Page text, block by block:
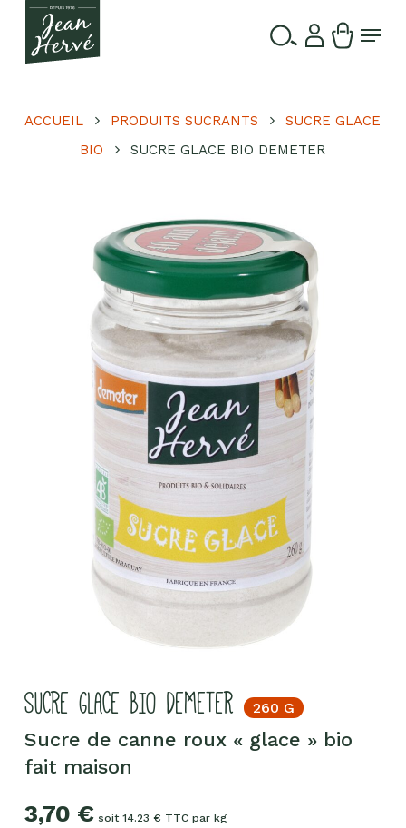
Passer
contenu
Menu
ACCUEIL PRODUITS SUCRANTS
SUCRE GLACE
BIO
SUCRE GLACE BIO DEMETER
SUCRE GLACE BIO DEMETER 260 G
Sucre de canne roux « glace » bio
fait maison
3,70 €soit 14.23 € TTC par kg